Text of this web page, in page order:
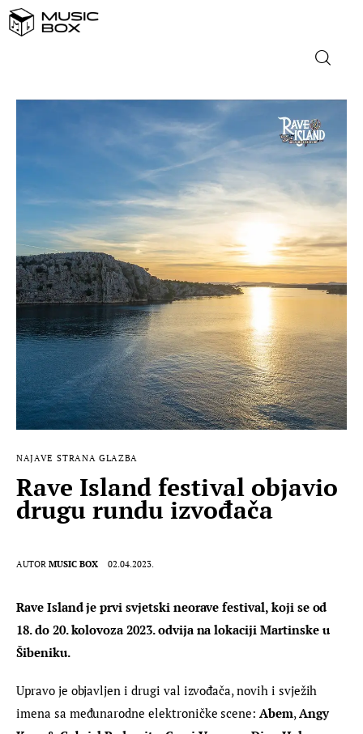
NASLOVNICA
DOMAĆA GLAZBA
STRANA GLAZBA
FILM
MUSIC BOX
NAJAVE STRANA GLAZBA
Rave Island festival objavio
drugu rundu izvođača
AUTOR MUSIC BOX 02.04.2023.
Rave Island je prvi svjetski neorave festival, koji se od
18. do 20. kolovoza 2023. odvija na lokaciji Martinske u
Šibeniku.
Upravo je objavljen i drugi val izvođača, novih i svježih
imena sa međunarodne elektroničke scene: Abem, Angy